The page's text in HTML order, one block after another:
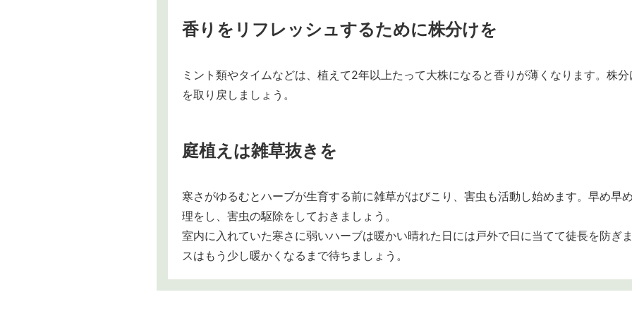
香りをリフレッシュするために株分けを
ミント類やタイムなどは、植えて2年以上たって大株になると香りが薄くなります。株
を取り戻しましょう。
庭植えは雑草抜きを
寒さがゆるむとハーブが生育する前に雑草がはびこり、害虫も活動し始めます。早め早
理をし、害虫の駆除をしておきましょう。
室内に入れていた寒さに弱いハーブは暖かい晴れた日には戸外で日に当てて徒長を防ぎ
スはもう少し暖かくなるまで待ちましょう。